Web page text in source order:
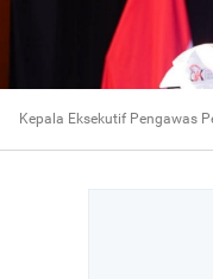
Kepala Eksekutif Pengawas